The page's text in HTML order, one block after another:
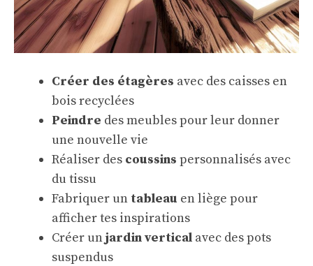
Créer des étagères avec des caisses en
bois recyclées
Peindre des meubles pour leur donner
une nouvelle vie
Réaliser des coussins personnalisés avec
du tissu
Fabriquer un tableau en liège pour
afficher tes inspirations
Créer unjardin vertical avec des pots
suspendus